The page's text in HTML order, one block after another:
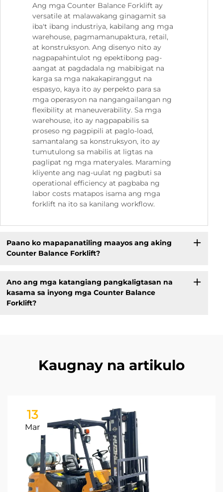
Ang mga Counter Balance Forklift ay
versatile at malawakang ginagamit sa
iba't ibang industriya, kabilang ang mga
warehouse, pagmamanupaktura, retail,
at konstruksyon. Ang disenyo nito ay
nagpapahintulot ng epektibong pag-
aangat at pagdadala ng mabibigat na
karga sa mga nakakapiranggut na
espasyo, kaya ito ay perpekto para sa
mga operasyon na nangangailangan ng
flexibility at maneuverability. Sa mga
warehouse, ito ay nagpapabilis sa
proseso ng pagpipili at paglo-load,
samantalang sa konstruksyon, ito ay
tumutulong sa mabilis at ligtas na
paglipat ng mga materyales. Maraming
kliyente ang nag-uulat ng pagbuti sa
operational efficiency at pagbaba ng
labor costs matapos isama ang mga
forklift na ito sa kanilang workflow.
Paano ko mapapanatiling maayos ang aking
Counter Balance Forklift?
Ano ang mga katangiang pangkaligtasan na
kasama sa inyong mga Counter Balance
Forklift?
Kaugnay na artikulo
13
Mar